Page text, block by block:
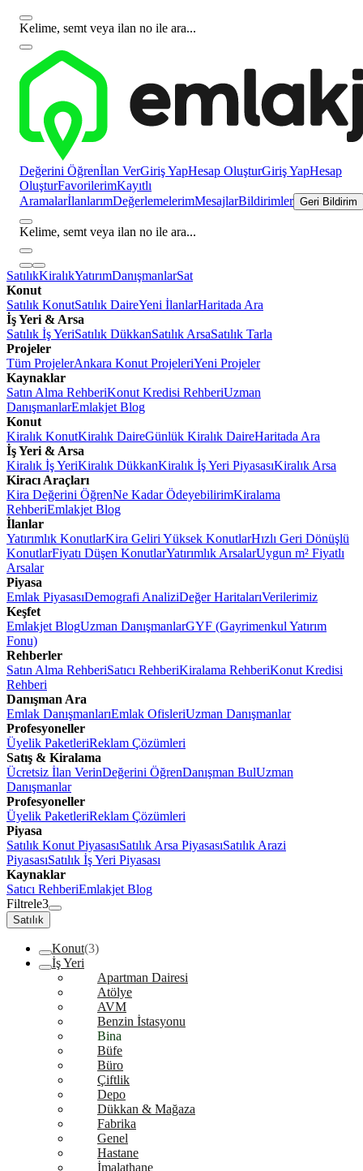
Kelime, semt veya ilan no ile ara...
Değerini Öğrenİlan VerGiriş YapHesap OluşturGiriş YapHesap
OluşturFavorilerimKayıtlı
AramalarİlanlarımDeğerlemelerimMesajlarBildirimler Geri Bildirim
Kelime, semt veya ilan no ile ara...
SatılıkKiralıkYatırımDanışmanlarSat
Konut
Satılık KonutSatılık DaireYeni İlanlarHaritada Ara
İş Yeri & Arsa
Satılık İş YeriSatılık DükkanSatılık ArsaSatılık Tarla
Projeler
Tüm ProjelerAnkara Konut ProjeleriYeni Projeler
Kaynaklar
Satın Alma RehberiKonut Kredisi RehberiUzman
DanışmanlarEmlakjet Blog
Konut
Kiralık KonutKiralık DaireGünlük Kiralık DaireHaritada Ara
İş Yeri & Arsa
Kiralık İş YeriKiralık DükkanKiralık İş Yeri PiyasasıKiralık Arsa
Kiracı Araçları
Kira Değerini ÖğrenNe Kadar ÖdeyebilirimKiralama
RehberiEmlakjet Blog
İlanlar
Yatırımlık KonutlarKira Geliri Yüksek KonutlarHızlı Geri Dönüşlü
KonutlarFiyatı Düşen KonutlarYatırımlık ArsalarUygun m² Fiyatlı
Arsalar
Piyasa
Emlak PiyasasıDemografi AnaliziDeğer HaritalarıVerilerimiz
Keşfet
Emlakjet BlogUzman DanışmanlarGYF (Gayrimenkul Yatırım
Fonu)
Rehberler
Satın Alma RehberiSatıcı RehberiKiralama RehberiKonut Kredisi
Rehberi
Danışman Ara
Emlak DanışmanlarıEmlak OfisleriUzman Danışmanlar
Profesyoneller
Üyelik PaketleriReklam Çözümleri
Satış & Kiralama
Ücretsiz İlan VerinDeğerini ÖğrenDanışman BulUzman
Danışmanlar
Profesyoneller
Üyelik PaketleriReklam Çözümleri
Piyasa
Satılık Konut PiyasasıSatılık Arsa PiyasasıSatılık Arazi
PiyasasıSatılık İş Yeri Piyasası
Kaynaklar
Satıcı RehberiEmlakjet Blog
Filtrele3
Satılık
Konut(3)
İş Yeri
Apartman Dairesi
Atölye
AVM
Benzin İstasyonu
Bina
Büfe
Büro
Çiftlik
Depo
Dükkan & Mağaza
Fabrika
Genel
Hastane
İmalathane